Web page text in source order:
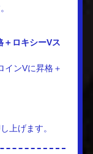
＋ロキシーVス
インVに昇格＋
上げます。